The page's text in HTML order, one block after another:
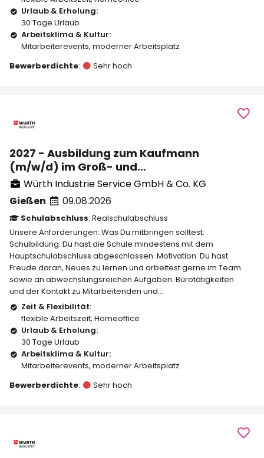
Urlaub & Erholung:
30 Tage Urlaub
Arbeitsklima & Kultur:
Mitarbeiterevents, moderner Arbeitsplatz
Bewerberdichte: Sehr hoch
2027 - Ausbildung zum Kaufmann
(m/w/d) im Groß- und
Außenhandelsmanagement in Gießen
Würth Industrie Service GmbH & Co. KG
Gießen
09.08.2026
Schulabschluss: Realschulabschluss
Unsere Anforderungen: Was Du mitbringen solltest:
Schulbildung: Du hast die Schule mindestens mit dem
Hauptschulabschluss abgeschlossen. Motivation: Du hast
Freude daran, Neues zu lernen und arbeitest gerne im Team
sowie an abwechslungsreichen Aufgaben. Bürotätigkeiten
und der Kontakt zu Mitarbeitenden und...
Zeit & Flexibilität:
flexible Arbeitszeit, Homeoffice
Urlaub & Erholung:
30 Tage Urlaub
Arbeitsklima & Kultur:
Mitarbeiterevents, moderner Arbeitsplatz
Bewerberdichte: Sehr hoch